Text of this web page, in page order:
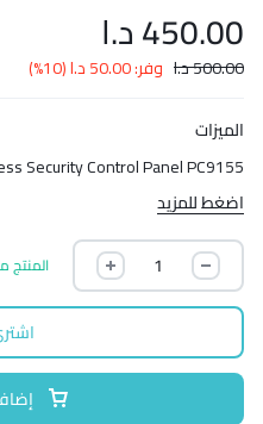
450.00د.ا
500.00د.ا وفر:50.00د.ا(10%)
الميزات
Security Control Panel PC9155
اضغط للمزيد
المنتج